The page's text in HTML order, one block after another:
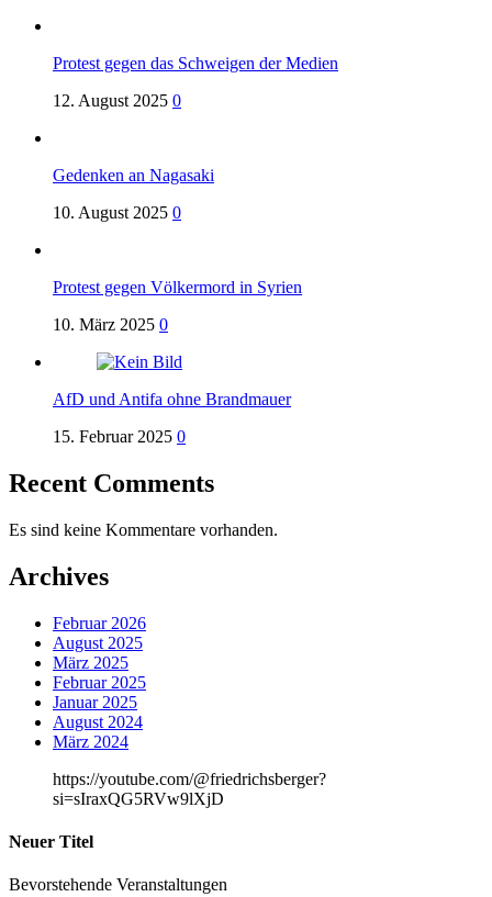
Protest gegen das Schweigen der Medien
12. August 2025 0
Gedenken an Nagasaki
10. August 2025 0
Protest gegen Völkermord in Syrien
10. März 2025 0
AfD und Antifa ohne Brandmauer
15. Februar 2025 0
Recent Comments
Es sind keine Kommentare vorhanden.
Archives
Februar 2026
August 2025
März 2025
Februar 2025
Januar 2025
August 2024
März 2024
https://youtube.com/@friedrichsberger?
si=sIraxQG5RVw9lXjD
Neuer Titel
Bevorstehende Veranstaltungen